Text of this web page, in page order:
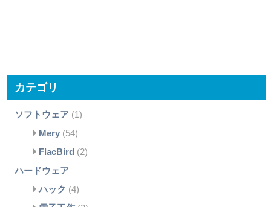
カテゴリ
ソフトウェア(1)
Mery(54)
FlacBird (2)
ハードウェア
ハック (4)